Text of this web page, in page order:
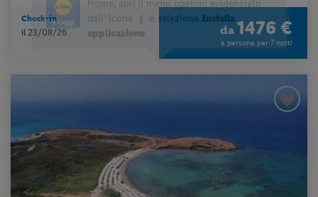
Check-in
il 23/08/26 da 1476 €
a persona per 7 notti